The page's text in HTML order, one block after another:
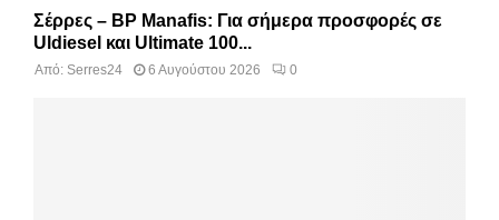
Σέρρες – BP Manafis: Για σήμερα προσφορές σε
Uldiesel και Ultimate 100...
Από: Serres24 6 Αυγούστου 2026 0